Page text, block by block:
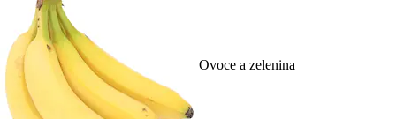
Ovoce a zelenina